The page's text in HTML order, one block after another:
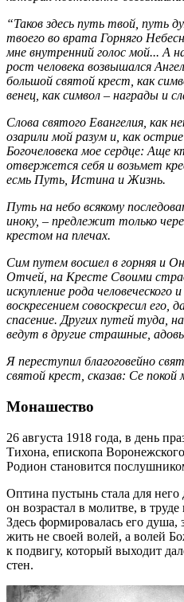
“Таков здесь путь твой, путь
твоего во врата Горняго
мне внутренний голос мой... А
рост человека возвышался
большой святой крест, как
венец, как символ – награды и
Слова святого Евангелия, как
озарили мой разум и, как
Богочеловека мое сердце:
отвержется себя и возьмет
есмь Путь, Истина и Жизнь.
Путь на небо всякому
иноку, – предлежит только
крестом на плечах.
Сим путем восшел в горняя и
Отчей, на Кресте Своими
искупление рода
воскресением совоскресил его,
спасение. Других путей туда,
ведут в другие страшные,
Я переступил благоговейно
святой крест, сказав: Се покой
Монашество
26 августа 1918 года, в день
Тихона, епископа
Родион становится
Оптина пустынь стала для
он возрастал в молитве, в
Здесь формировалась его душа,
жить не своей волей, а волей
к подвигу, который выходит
стен.